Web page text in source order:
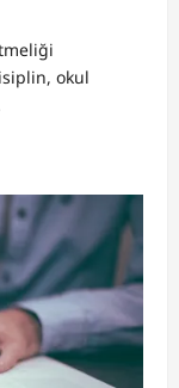
okul